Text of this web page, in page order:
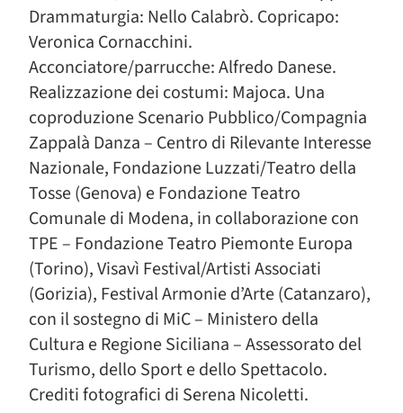
Drammaturgia: Nello Calabrò. Copricapo:
Veronica Cornacchini.
Acconciatore/parrucche: Alfredo Danese.
Realizzazione dei costumi: Majoca. Una
coproduzione Scenario Pubblico/Compagnia
Zappalà Danza – Centro di Rilevante Interesse
Nazionale, Fondazione Luzzati/Teatro della
Tosse (Genova) e Fondazione Teatro
Comunale di Modena, in collaborazione con
TPE – Fondazione Teatro Piemonte Europa
(Torino), Visavì Festival/Artisti Associati
(Gorizia), Festival Armonie d’Arte (Catanzaro),
con il sostegno di MiC – Ministero della
Cultura e Regione Siciliana – Assessorato del
Turismo, dello Sport e dello Spettacolo.
Crediti fotografici di Serena Nicoletti.